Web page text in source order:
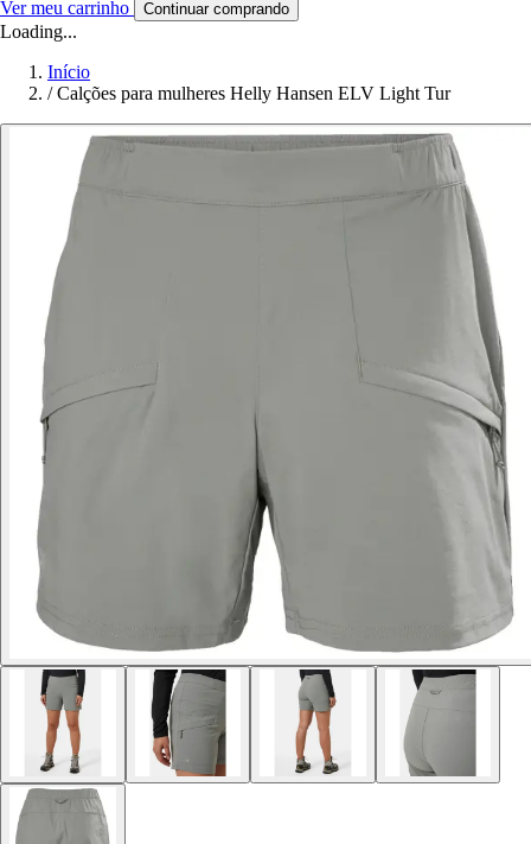
Ver meu carrinho Continuar comprando
Loading...
Início
/ Calções para mulheres Helly Hansen ELV Light Tur